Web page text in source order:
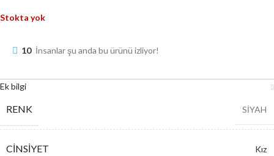
Stokta yok
10 İnsanlar şu anda bu ürünü izliyor!
Ek bilgi
RENK SİYAH
CINSIYET Kız